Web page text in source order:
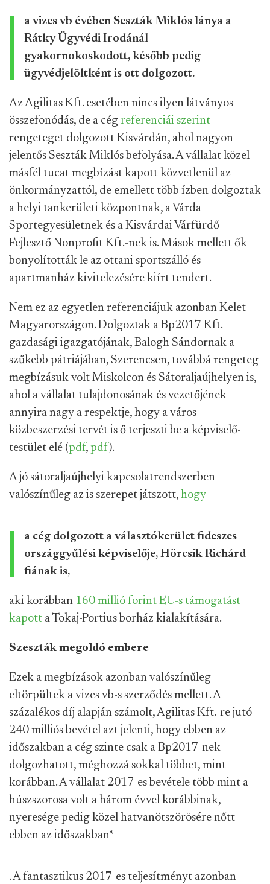
a vizes vb évében Seszták Miklós lánya a
Rátky Ügyvédi Irodánál
gyakornokoskodott, később pedig
ügyvédjelöltként is ott dolgozott.
Az Agilitas Kft. esetében nincs ilyen látványos
összefonódás, de a cég referenciái szerint
rengeteget dolgozott Kisvárdán, ahol nagyon
jelentős Seszták Miklós befolyása. A vállalat közel
másfél tucat megbízást kapott közvetlenül az
önkormányzattól, de emellett több ízben dolgoztak
a helyi tankerületi központnak, a Várda
Sportegyesületnek és a Kisvárdai Várfürdő
Fejlesztő Nonprofit Kft.-nek is. Mások mellett ők
bonyolították le az ottani sportszálló és
apartmanház kivitelezésére kiírt tendert.
Nem ez az egyetlen referenciájuk azonban Kelet-
Magyarországon. Dolgoztak a Bp2017 Kft.
gazdasági igazgatójának, Balogh Sándornak a
szűkebb pátriájában, Szerencsen, továbbá rengeteg
megbízásuk volt Miskolcon és Sátoraljaújhelyen is,
ahol a vállalat tulajdonosának és vezetőjének
annyira nagy a respektje, hogy a város
közbeszerzési tervét is ő terjeszti be a képviselő-
testület elé (pdf, pdf).
A jó sátoraljaújhelyi kapcsolatrendszerben
valószínűleg az is szerepet játszott, hogy
a cég dolgozott a választókerület fideszes
országgyűlési képviselője, Hörcsik Richárd
fiának is,
aki korábban 160 millió forint EU-s támogatást
kapott a Tokaj-Portius borház kialakítására.
Szeszták megoldó embere
Ezek a megbízások azonban valószínűleg
eltörpültek a vizes vb-s szerződés mellett. A
százalékos díj alapján számolt, Agilitas Kft.-re jutó
240 milliós bevétel azt jelenti, hogy ebben az
időszakban a cég szinte csak a Bp2017-nek
dolgozhatott, méghozzá sokkal többet, mint
korábban. A vállalat 2017-es bevétele több mint a
húszszorosa volt a három évvel korábbinak,
nyeresége pedig közel hatvanötszörösére nőtt
ebben az időszakban*
. A fantasztikus 2017-es teljesítményt azonban